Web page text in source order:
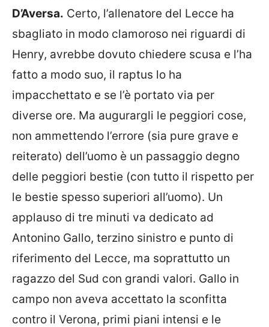
D’Aversa. Certo, l’allenatore del Lecce ha
sbagliato in modo clamoroso nei riguardi di
Henry, avrebbe dovuto chiedere scusa e l’ha
fatto a modo suo, il raptus lo ha
impacchettato e se l’è portato via per
diverse ore. Ma augurargli le peggiori cose,
non ammettendo l’errore (sia pure grave e
reiterato) dell’uomo è un passaggio degno
delle peggiori bestie (con tutto il rispetto per
le bestie spesso superiori all’uomo). Un
applauso di tre minuti va dedicato ad
Antonino Gallo, terzino sinistro e punto di
riferimento del Lecce, ma soprattutto un
ragazzo del Sud con grandi valori. Gallo in
campo non aveva accettato la sconfitta
contro il Verona, primi piani intensi e le